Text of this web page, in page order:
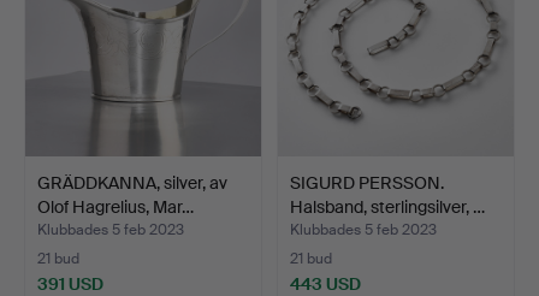
GRÄDDKANNA, silver, av
Olof Hagrelius, Mar…
Klubbades 5 feb 2023
21 bud
391 USD
SIGURD PERSSON.
Halsband, sterlingsilver, …
Klubbades 5 feb 2023
21 bud
443 USD